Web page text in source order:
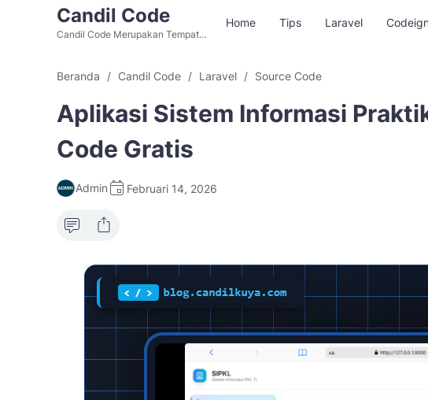
Candil Code
Candil Code Merupakan Tempat
PHP dan Aplikasi Berbasis Website
Home Tips Laravel
Beranda Candil Code Laravel Source Code
Aplikasi Sistem Informasi
Code Gratis
Admin Februari 14, 2026